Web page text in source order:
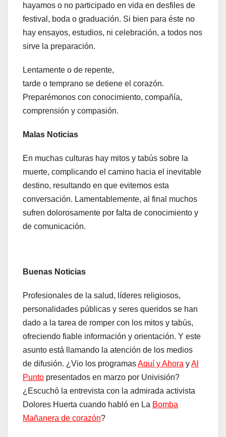
hayamos o no participado en vida en desfiles de
festival, boda o graduación. Si bien para éste no
hay ensayos, estudios, ni celebración, a todos nos
sirve la preparación.
Lentamente o de repente,
tarde o temprano se detiene el corazón.
Preparémonos con conocimiento, compañía,
comprensión y compasión.
Malas Noticias
En muchas culturas hay mitos y tabús sobre la
muerte, complicando el camino hacia el inevitable
destino, resultando en que evitemos esta
conversación. Lamentablemente, al final muchos
sufren dolorosamente por falta de conocimiento y
de comunicación.
Buenas Noticias
Profesionales de la salud, líderes religiosos,
personalidades públicas y seres queridos se han
dado a la tarea de romper con los mitos y tabús,
ofreciendo fiable información y orientación. Y este
asunto está llamando la atención de los medios
de difusión. ¿Vio los programasAquí y Ahora yAl
Punto presentados en marzo por Univisión?
¿Escuchó la entrevista con la admirada activista
Dolores Huerta cuando habló en La Bomba
Mañanera de corazón?